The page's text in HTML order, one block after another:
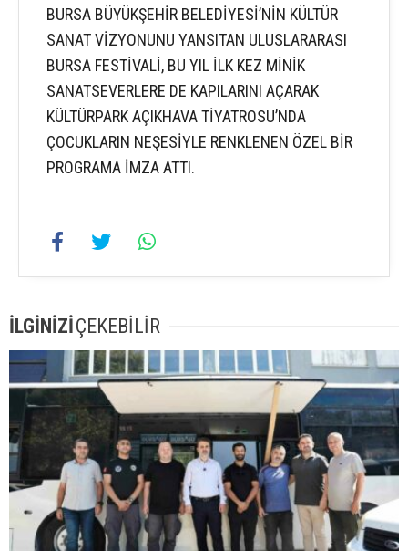
BURSA BÜYÜKŞEHİR BELEDİYESİ’NİN KÜLTÜR
SANAT VİZYONUNU YANSITAN ULUSLARARASI
BURSA FESTİVALİ, BU YIL İLK KEZ MİNİK
SANATSEVERLERE DE KAPILARINI AÇARAK
KÜLTÜRPARK AÇIKHAVA TİYATROSU’NDA
ÇOCUKLARIN NEŞESİYLE RENKLENEN ÖZEL BİR
PROGRAMA İMZA ATTI.
İLGİNİZİÇEKEBİLİR